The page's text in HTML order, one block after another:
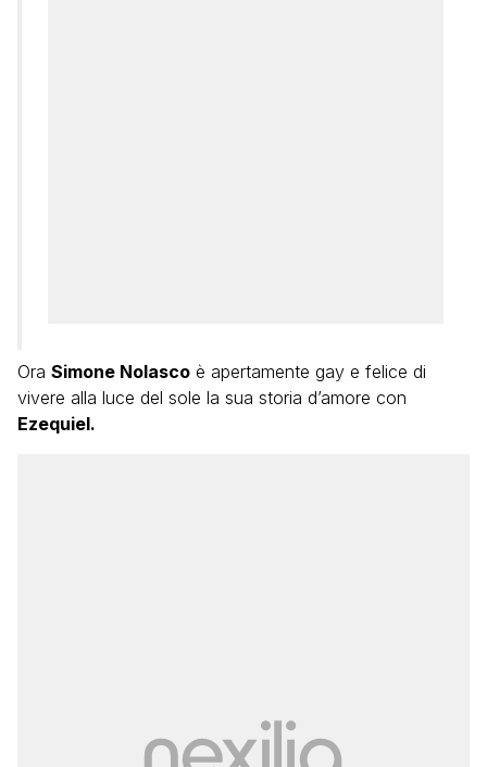
Ora Simone Nolasco è apertamente gay e felice di
vivere alla luce del sole la sua storia d’amore con
Ezequiel.